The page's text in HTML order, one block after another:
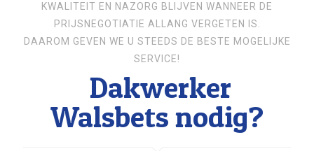
KWALITEIT EN NAZORG BLIJVEN WANNEER DE
PRIJSNEGOTIATIE ALLANG VERGETEN IS.
DAAROM GEVEN WE U STEEDS DE BESTE MOGELIJKE
SERVICE!
Dakwerker
Walsbets nodig?